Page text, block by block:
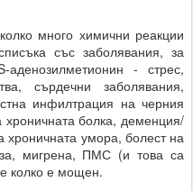
много химични реакции
със заболявания, за
- стрес,
сърдечни заболявания,
инфилтрация на черния
болка, деменция/
умора, болест на
мигрена, ПМС (и това са
колко е мощен.